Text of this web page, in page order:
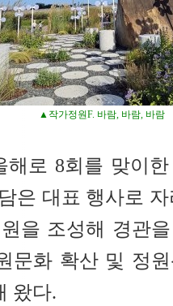
▲작가정원F. 바람, 바람, 바람
해로 8회를 맞이
은 대표 행사로
을 조성해 경관
문화 확산 및 정
왔다.